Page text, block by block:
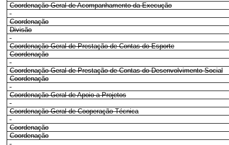
Coordenação-Geral de Acompanhamento da Execução
Coordenação
Divisão
Coordenação-Geral de Prestação de Contas do Esporte
Coordenação
Coordenação-Geral de Prestação de Contas do Desenvolvimento Social
Coordenação
Coordenação-Geral de Apoio a Projetos
Coordenação-Geral de Cooperação Técnica
Coordenação
Coordenação